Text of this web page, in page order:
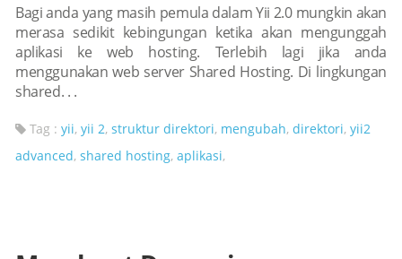
Bagi anda yang masih pemula dalam Yii 2.0 mungkin akan
merasa sedikit kebingungan ketika akan mengunggah
aplikasi ke web hosting. Terlebih lagi jika anda
menggunakan web server Shared Hosting. Di lingkungan
shared. . .
Tag : yii, yii 2, struktur direktori, mengubah, direktori, yii2
advanced, shared hosting, aplikasi,